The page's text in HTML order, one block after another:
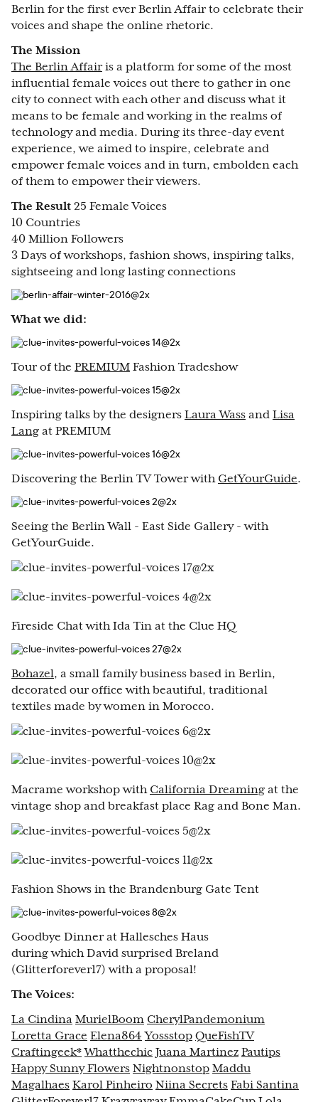
Berlin for the first ever Berlin Affair to celebrate their
voices and shape the online rhetoric.
The Mission
The Berlin Affairis a platform for some of the most
influential female voices out there to gather in one
city to connect with each other and discuss what it
means to be female and working in the realms of
technology and media. During its three-day event
experience, we aimed to inspire, celebrate and
empower female voices and in turn, embolden each
of them to empower their viewers.
The Result 25 Female Voices
10 Countries
40 Million Followers
3 Days of workshops, fashion shows, inspiring talks,
sightseeing and long lasting connections
What we did:
Tour of the PREMIUM Fashion Tradeshow
Inspiring talks by the designers Laura Wass and Lisa
Lang at PREMIUM
Discovering the Berlin TV Tower with GetYourGuide.
Seeing the Berlin Wall - East Side Gallery - with
GetYourGuide.
Fireside Chat with Ida Tin at the Clue HQ
Bohazel, a small family business based in Berlin,
decorated our office with beautiful, traditional
textiles made by women in Morocco.
Macrame workshop with California Dreaming at the
vintage shop and breakfast place Rag and Bone Man.
Fashion Shows in the Brandenburg Gate Tent
Goodbye Dinner at Hallesches Haus
during which David surprised Breland
(Glitterforever17) with a proposal!
The Voices:
La Cindina MurielBoom CherylPandemonium
Loretta Grace Elena864 Yossstop QueFishTV
Craftingeek* Whatthechic Juana Martinez Pautips
Happy Sunny Flowers Nightnonstop Maddu
Magalhaes Karol Pinheiro Niina Secrets Fabi Santina